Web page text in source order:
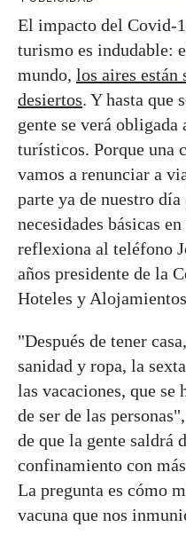
El impacto del Covid-
turismo es indudable:
mundo, los aires están
desiertos. Y hasta que
gente se verá obligada
turísticos. Porque una
vamos a renunciar a
parte ya de nuestro día
necesidades básicas
reflexiona al teléfono
años presidente de la
Hoteles y
"Después de tener
sanidad y ropa, la
las vacaciones, que se
de ser de las
de que la gente saldrá
confinamiento con
La pregunta es cómo
vacuna que nos